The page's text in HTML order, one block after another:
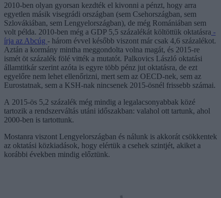
2010-ben olyan gyorsan kezdték el kivonni a pénzt, hogy arra
egyetlen másik visegrádi országban (sem Csehországban, sem
Szlovákiában, sem Lengyelországban), de még Romániában sem
volt példa. 2010-ben még a GDP 5,5 százalékát költöttük oktatásra -
írja az Abcúg - három évvel később viszont már csak 4,6 százalékot.
Aztán a kormány mintha meggondolta volna magát, és 2015-re
ismét öt százalék fölé vitték a mutatót. Palkovics László oktatási
államtitkár szerint azóta is egyre több pénz jut oktatásra, de ezt
egyelőre nem lehet ellenőrizni, mert sem az OECD-nek, sem az
Eurostatnak, sem a KSH-nak nincsenek 2015-ösnél frissebb számai.
A 2015-ös 5,2 százalék még mindig a legalacsonyabbak közé
tartozik a rendszerváltás utáni időszakban: valahol ott tartunk, ahol
2000-ben is tartottunk.
Mostanra viszont Lengyelországban és nálunk is akkorát csökkentek
az oktatási közkiadások, hogy elértük a csehek szintjét, akiket a
korábbi években mindig előztünk.